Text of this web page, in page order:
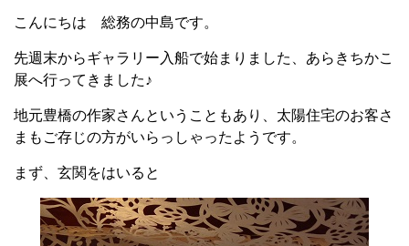
こんにちは 総務の中島です。
先週末からギャラリー入船で始まりました、あらきちかこ
展へ行ってきました♪
地元豊橋の作家さんということもあり、太陽住宅のお客さ
まもご存じの方がいらっしゃったようです。
まず、玄関をはいると